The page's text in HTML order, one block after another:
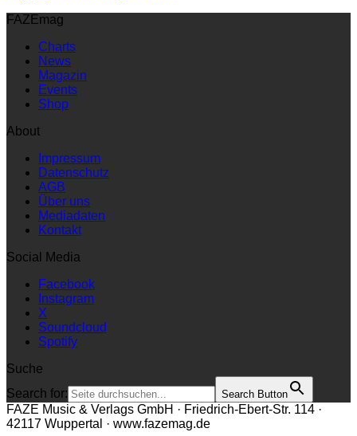
FAZEmag
Charts
News
Magazin
Events
Shop
About
Impressum
Datenschutz
AGB
Über uns
Mediadaten
Kontakt
Social Media
Facebook
Instagram
X
Soundcloud
Spotify
Suche
Search for:
Search Button
FAZE Music & Verlags GmbH · Friedrich-Ebert-Str. 114 ·
42117 Wuppertal · www.fazemag.de